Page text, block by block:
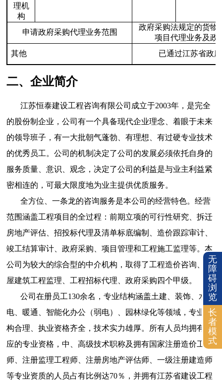
理机
构
申请政府采购代理业务范围
政府采购法规定的货物
项目代理业务及政
其他
已通过江苏省政
二、企业简介
江苏恒泰建设工程咨询有限公司成立于2003年，是完全
的股份制企业，公司有一个具备现代企业理念、着眼于未来
的领导班子，有一大批朝气蓬勃、有理想、有过硬专业技术
的优秀员工。公司的机制决定了公司的发展必须依托自身的
服务质量、意识、观念，决定了公司的利益是与业主利益紧
密相连的，可最大限度地为业主提供优质服务。
全方位、一条龙的咨询服务是本公司的经营特色。经营
范围涵盖工程项目的全过程：前期立项的可行性研究、拆迁
房地产评估、招投标代理及清单标底编制、造价跟踪审计、
竣工结算审计、政府采购、项目管理和工程施工监理等。本
公司为较大的综合型的中介机构，取得了工程造价咨询、房
屋建筑工程监理、工程招标代理、政府采购四个甲级。
公司在册员工130余名，专业结构涵盖土建、装饰、水
电、暖通、智能化办公（弱电）、园林绿化等领域，专业结
构合理、执业资格齐全，技术实力雄厚。所有人员均拥有相
应的专业资格，中、高级技术职称及拥有国家注册造价工程
师、注册监理工程师、注册房地产评估师、一级注册建造师
等专业资质的人员占有比例达70％，并拥有江苏省建设工程
无
障
碍
浏
览
长
者
模
式